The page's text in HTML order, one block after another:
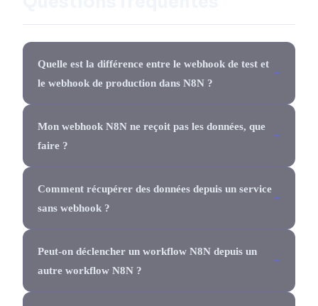
Quelle est la différence entre le webhook de test et
le webhook de production dans N8N ?
Mon webhook N8N ne reçoit pas les données, que
faire ?
Comment récupérer des données depuis un service
sans webhook ?
Peut-on déclencher un workflow N8N depuis un
autre workflow N8N ?